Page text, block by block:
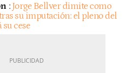
: Jorge Bellver dimite como
su imputación: el pleno del
su cese